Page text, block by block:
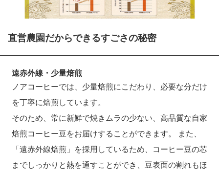
直営農園だからできるすごさの秘密
遠赤外線・少量焙煎
ノアコーヒーでは、少量焙煎にこだわり、必要な分だけ
を丁寧に焙煎しています。
そのため、常に新鮮で焼きムラの少ない、高品質な自家
焙煎コーヒー豆をお届けすることができます。 また、
「遠赤外線焙煎」を採用しているため、コーヒー豆の芯
までしっかりと熱を通すことができ、豆表面の割れもほ